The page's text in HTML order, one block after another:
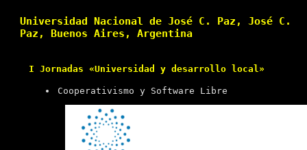
Universidad Nacional de José C. Paz, José C.
Paz, Buenos Aires, Argentina
I Jornadas «Universidad y desarrollo local»
Cooperativismo y Software Libre